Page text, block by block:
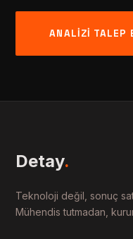
ANALIZI TALEP
Detay.
Teknoloji değil, sonuç
Mühendis tutmadan,